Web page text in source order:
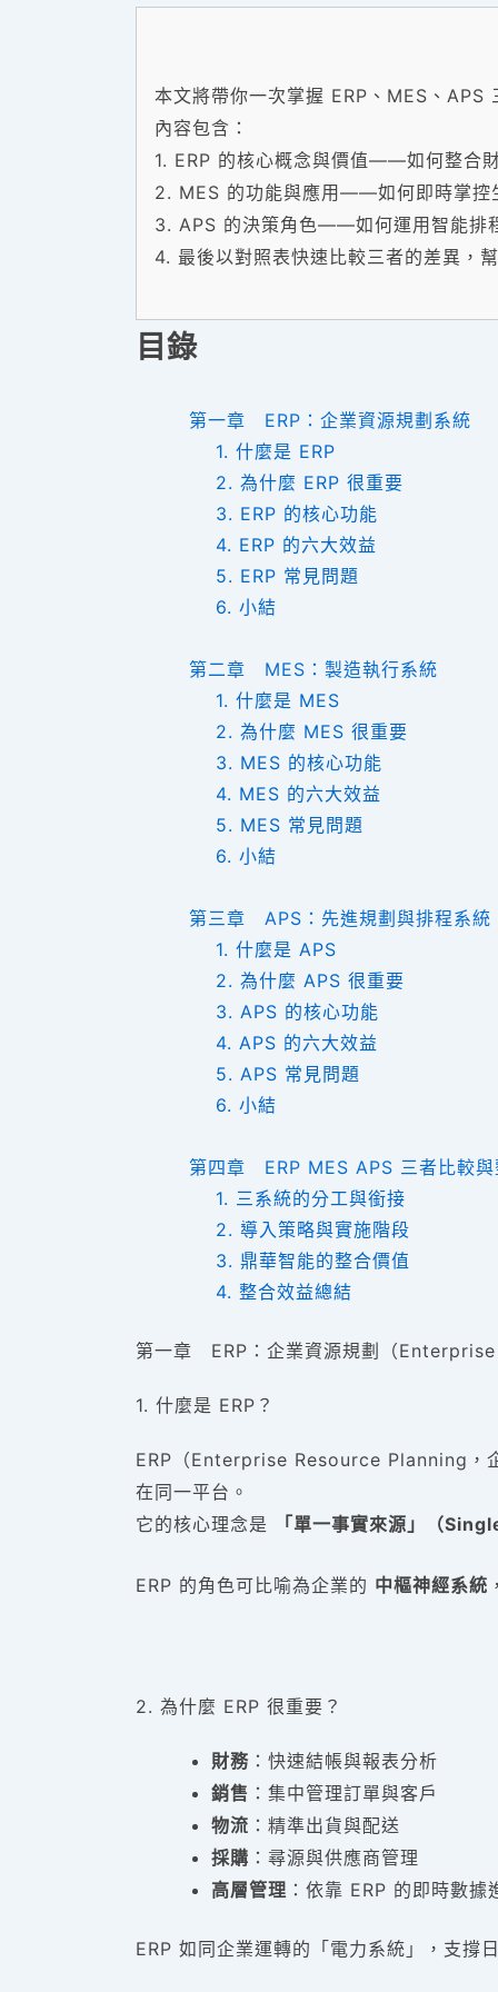
本文將帶你一次掌握 ERP、MES、APS
內容包含：
1. ERP 的核心概念與價值——如何整合
2. MES 的功能與應用——如何即時掌控
3. APS 的決策角色——如何運用智能排
4. 最後以對照表快速比較三者的差異，
目錄
第一章 ERP：企業資源規劃系統
1. 什麼是 ERP
2. 為什麼 ERP 很重要
3. ERP 的核心功能
4. ERP 的六大效益
5. ERP 常見問題
6. 小結
第二章 MES：製造執行系統
1. 什麼是 MES
2. 為什麼 MES 很重要
3. MES 的核心功能
4. MES 的六大效益
5. MES 常見問題
6. 小結
第三章 APS：先進規劃與排程系統
1. 什麼是 APS
2. 為什麼 APS 很重要
3. APS 的核心功能
4. APS 的六大效益
5. APS 常見問題
6. 小結
第四章 ERP MES APS 三者比較與
1. 三系統的分工與銜接
2. 導入策略與實施階段
3. 鼎華智能的整合價值
4. 整合效益總結
第一章 ERP：企業資源規劃（
1. 什麼是 ERP？
ERP（Enterprise Resource Planning，
在同一平台。
它的核心理念是
「單一事實來源」（
ERP 的角色可比喻為企業的 中樞神經系統
2. 為什麼 ERP 很重要？
財務 ：快速結帳與報表分析
銷售 ：集中管理訂單與客戶
物流 ：精準出貨與配送
採購 ：尋源與供應商管理
高層管理 ：依靠 ERP 的即時數據
ERP 如同企業運轉的「電力系統」，支撐